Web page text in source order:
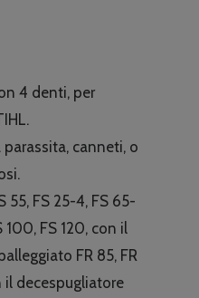
4 denti, per
parassita, canneti, o
55, FS 25-4, FS 65-
100, FS 120, con il
FR 85, FR
il decespugliatore